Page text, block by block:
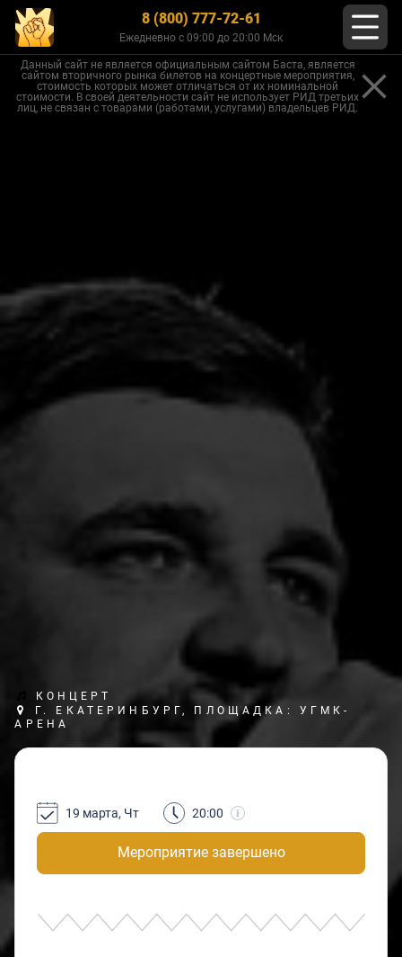
8 (800) 777-72-61
Ежедневно с 09:00 до 20:00 Мск
Данный сайт не является официальным сайтом Баста, является
сайтом вторичного рынка билетов на концертные мероприятия,
стоимость которых может отличаться от их номинальной
стоимости. В своей деятельности сайт не использует РИД третьих
лиц, не связан с товарами (работами, услугами) владельцев РИД.
КОНЦЕРТ
Г. ЕКАТЕРИНБУРГ, ПЛОЩАДКА: УГМК-
АРЕНА
Мероприятие завершено
19 марта, Чт 20:00